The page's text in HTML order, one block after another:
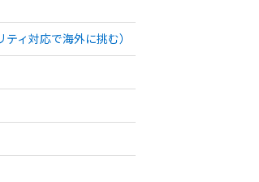
ィ対応で海外に挑む）